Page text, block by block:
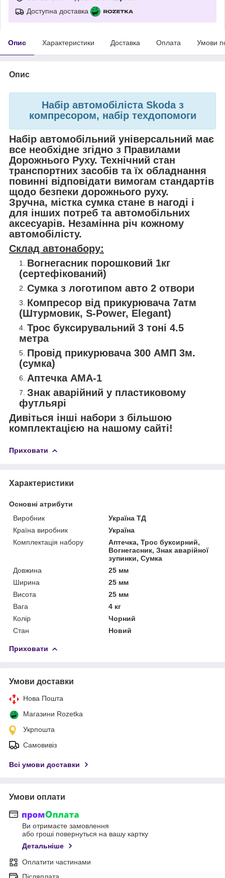
Доступна доставка
Опис Характеристики Доставка Оплата Умови
Опис
Набір автомобіліста Skoda з
компресором, набір техдопомоги
Набір автомобільний універсальний має
все необхідне згідно з Правилами
Дорожнього Руху. Технічний стан
транспортних засобів та їх обладнання
повинні відповідати вимогам стандартів
щодо безпеки дорожнього руху.
Зручна, містка сумка стане в нагоді і
для інших потреб та автомобільних
аксесуарів. Незамінна річ кожному
автомобілісту.
Склад автонабору:
Вогнегасник порошковий 1кг
(сертефікований)
Сумка з логотипом авто 2 отвори
Компресор від прикурювача 7атм
(Штурмовик, S-Power, Elegant)
Трос буксирувальний 3 тоні 4.5
метра
Провід прикурювача 300 АМП 3м.
(сумка)
Аптечка АМА-1
Знак аварійний у пластиковому
футльярі
Дивіться інші набори з більшою
комплектацією на нашому сайті!
Приховати
Характеристики
Основні атрибути
Виробник
Україна ТД
Країна виробник
Україна
Комплектація набору
Аптечка, Трос буксирний,
Вогнегасник, Знак аварійної
зупинки, Сумка
Довжина
25 мм
Ширина
25 мм
Висота
25 мм
Вага
4 кг
Колір
Чорний
Стан
Новий
Приховати
Умови доставки
Нова Пошта
Магазини Rozetka
Укрпошта
Самовивіз
Всі умови доставки
Умови оплати
Ви отримаєте замовлення
або гроші повернуться на вашу картку
Детальніше
Оплатити частинами